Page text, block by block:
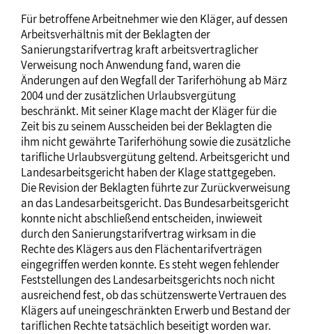
Für betroffene Arbeitnehmer wie den Kläger, auf dessen
Arbeitsverhältnis mit der Beklagten der
Sanierungstarifvertrag kraft arbeitsvertraglicher
Verweisung noch Anwendung fand, waren die
Änderungen auf den Wegfall der Tariferhöhung ab März
2004 und der zusätzlichen Urlaubsvergütung
beschränkt. Mit seiner Klage macht der Kläger für die
Zeit bis zu seinem Ausscheiden bei der Beklagten die
ihm nicht gewährte Tariferhöhung sowie die zusätzliche
tarifliche Urlaubsvergütung geltend. Arbeitsgericht und
Landesarbeitsgericht haben der Klage stattgegeben.
Die Revision der Beklagten führte zur Zurückverweisung
an das Landesarbeitsgericht. Das Bundesarbeitsgericht
konnte nicht abschließend entscheiden, inwieweit
durch den Sanierungstarifvertrag wirksam in die
Rechte des Klägers aus den Flächentarifverträgen
eingegriffen werden konnte. Es steht wegen fehlender
Feststellungen des Landesarbeitsgerichts noch nicht
ausreichend fest, ob das schützenswerte Vertrauen des
Klägers auf uneingeschränkten Erwerb und Bestand der
tariflichen Rechte tatsächlich beseitigt worden war.